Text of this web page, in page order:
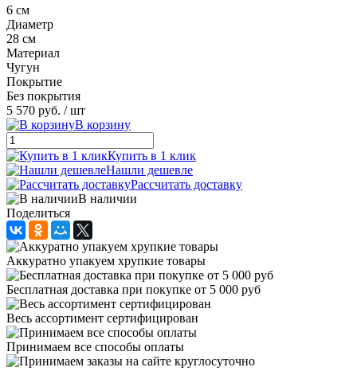
6 см
Диаметр
28 см
Материал
Чугун
Покрытие
Без покрытия
5 570 руб. / шт
В корзину
Купить в 1 клик
Нашли дешевле
Рассчитать доставку
В наличии
Поделиться
Аккуратно упакуем хрупкие товары
Бесплатная доставка при покупке от 5 000 руб
Весь ассортимент сертифицирован
Принимаем все способы оплаты